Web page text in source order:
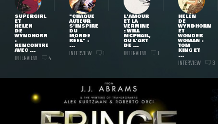
SUPERGIRL
ET
HELEN
DE
WYNDHORN
:
RENCONTRE
AVEC ...
INTERVIEW 4
"CHAQUE
AUTEUR
S'INSPIRE
DU
MONDE
RÉEL" :
...
INTERVIEW 1
L'AMOUR
ET LA
VERMINE
: WILL
MCPHAIL,
OU L'ART
DE ...
INTERVIEW 1
HELEN
DE
WYNDHORN
ET
WONDER
WOMAN :
TOM
KING ET
...
INTERVIEW 3